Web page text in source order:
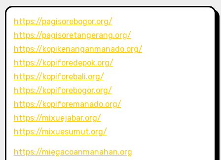
https://pagisorebogor.org/
https://pagisoretangerang.org/
https://kopikenanganmanado.org/
https://kopiforedepok.org/
https://kopiforebali.org/
https://kopiforebogor.org/
https://kopiforemanado.org/
https://mixuejabar.org/
https://mixuesumut.org/
https://miegacoanmanahan.org